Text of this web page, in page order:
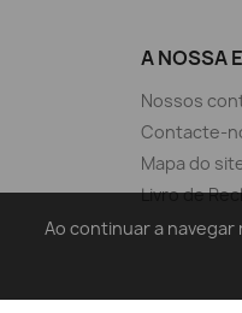
A NOSSA
Nossos
Contacte-
Mapa do
Livro de
Ao continuar a